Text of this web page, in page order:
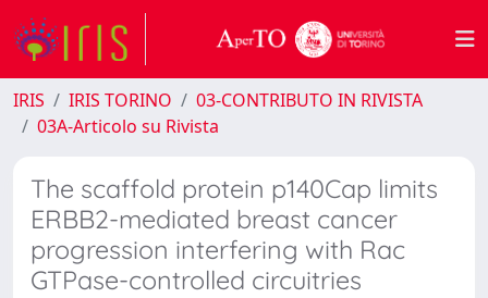
IRIS IRIS TORINO
03-CONTRIBUTO IN RIVISTA
03A-Articolo su Rivista
The scaffold protein p140Cap limits
ERBB2-mediated breast cancer
progression interfering with Rac
GTPase-controlled circuitries